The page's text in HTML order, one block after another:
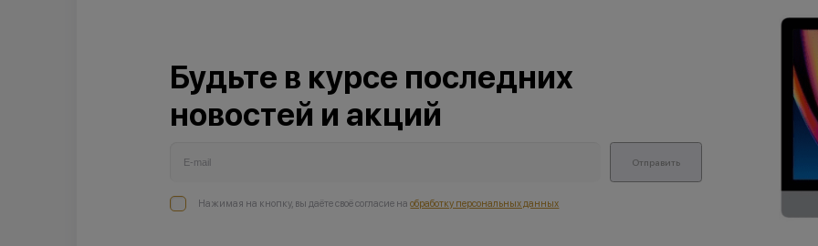
Будьте в курсе последних
новостей и акций
Отправить
Нажимая на кнопку, вы даёте своё согласие наобработку персональных данных